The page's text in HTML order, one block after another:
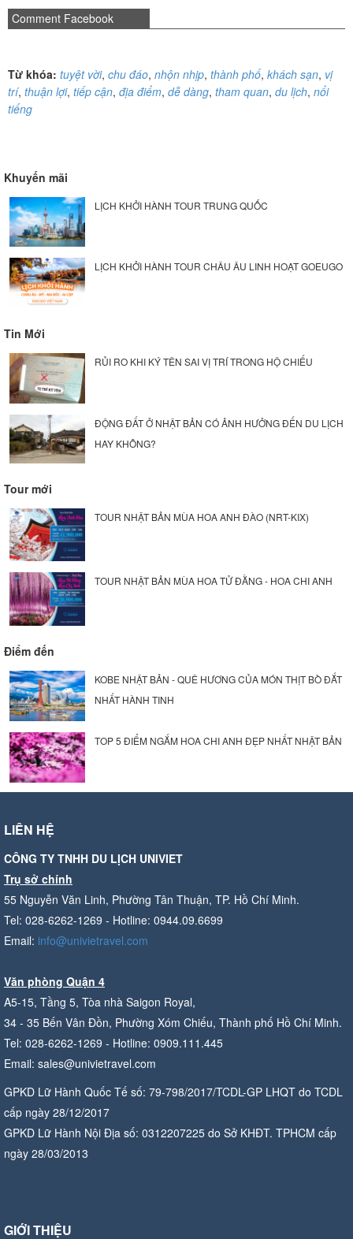
Comment Facebook
Từ khóa: tuyệt vời, chu đáo, nhộn nhịp, thành phố, khách sạn, vị
trí, thuận lợi, tiếp cận, địa điểm, dễ dàng, tham quan, du lịch, nổi
tiếng
Khuyến mãi
LỊCH KHỞI HÀNH TOUR TRUNG QUỐC
LỊCH KHỞI HÀNH TOUR CHÂU ÂU LINH HOẠT GOEUGO
Tin Mới
RỦI RO KHI KÝ TÊN SAI VỊ TRÍ TRONG HỘ CHIẾU
ĐỘNG ĐẤT Ở NHẬT BẢN CÓ ẢNH HƯỞNG ĐẾN DU LỊCH
HAY KHÔNG?
Tour mới
TOUR NHẬT BẢN MÙA HOA ANH ĐÀO (NRT-KIX)
TOUR NHẬT BẢN MÙA HOA TỬ ĐẰNG - HOA CHI ANH
Điểm đến
KOBE NHẬT BẢN - QUÊ HƯƠNG CỦA MÓN THỊT BÒ ĐẮT
NHẤT HÀNH TINH
TOP 5 ĐIỂM NGẮM HOA CHI ANH ĐẸP NHẤT NHẬT BẢN
LIÊN HỆ
CÔNG TY TNHH DU LỊCH UNIVIET
Trụ sở chính
55 Nguyễn Văn Linh, Phường Tân Thuận, TP. Hồ Chí Minh.
Tel: 028-6262-1269 - Hotline: 0944.09.6699
Email: info@univietravel.com
Văn phòng Quận 4
A5-15, Tầng 5, Tòa nhà Saigon Royal,
34 - 35 Bến Vân Đồn, Phường Xóm Chiếu, Thành phố Hồ Chí Minh.
Tel: 028-6262-1269 - Hotline: 0909.111.445
Email: sales@univietravel.com
GPKD Lữ Hành Quốc Tế số: 79-798/2017/TCDL-GP LHQT do TCDL
cấp ngày 28/12/2017
GPKD Lữ Hành Nội Địa số: 0312207225 do Sở KHĐT. TPHCM cấp
ngày 28/03/2013
GIỚI THIỆU